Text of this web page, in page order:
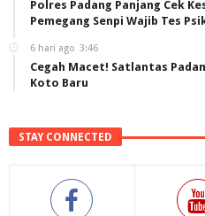
Polres Padang Panjang Cek
Pemegang Senpi Wajib Tes
6 hari ago 3:46
Cegah Macet! Satlantas
Koto Baru
STAY CONNECTED